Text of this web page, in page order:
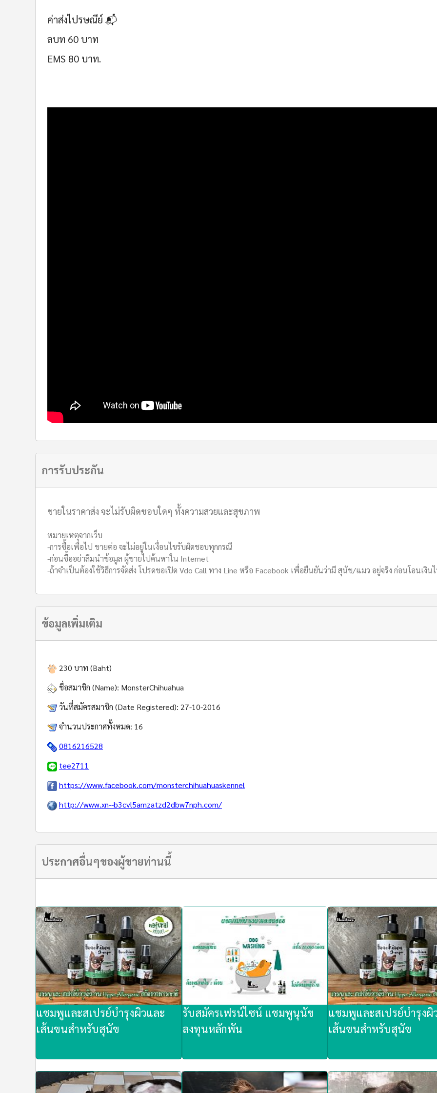
ค่าส่งไปรษณีย์ 📬
ลบท 60 บาท
EMS 80 บาท.
การรับประกัน
ขายในราคาส่ง จะไม่รับผิดชอบใดๆ ทั้งความสวยและสุขภาพ
หมายเหตุจากเว็บ
-การซื้อเพื่อไป ขายต่อ จะไม่อยู่ในเงื่อนไขรับผิดชอบทุกกรณี
-ก่อนซื้ออย่าลืมนำข้อมูล ผู้ขายไปค้นหาใน Internet
-ถ้าจำเป็นต้องใช้วิธีการจัดส่ง โปรดขอเปิด Vdo Call ทาง Line หรือ Facebook เพื่อยืนยันว่ามี สุนัข/แมว อยู่จริง ก่อนโอนเงิน
ข้อมูลเพิ่มเติม
230 บาท (Baht)
ชื่อสมาชิก (Name): MonsterChihuahua
วันที่สมัครสมาชิก (Date Registered): 27-10-2016
จำนวนประกาศทั้งหมด: 16
0816216528
tee2711
https://www.facebook.com/monsterchihuahuaskennel
http://www.xn--b3cvl5amzatzd2dbw7nph.com/
ประกาศอื่นๆของผู้ขายท่านนี้
แชมพูและสเปรย์บำรุงผิวและ
เส้นขนสำหรับสุนัข
รับสมัครเฟรน์ไซน์ แชมพูนุนัข
ลงทุนหลักพัน
แชมพูและสเปรย์บำรุงผิ
เส้นขนสำหรับสุนัข